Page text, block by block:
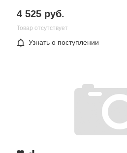
Все поля формы обязательны
4 525 руб.
Товар отсутствует
Узнать о поступлении